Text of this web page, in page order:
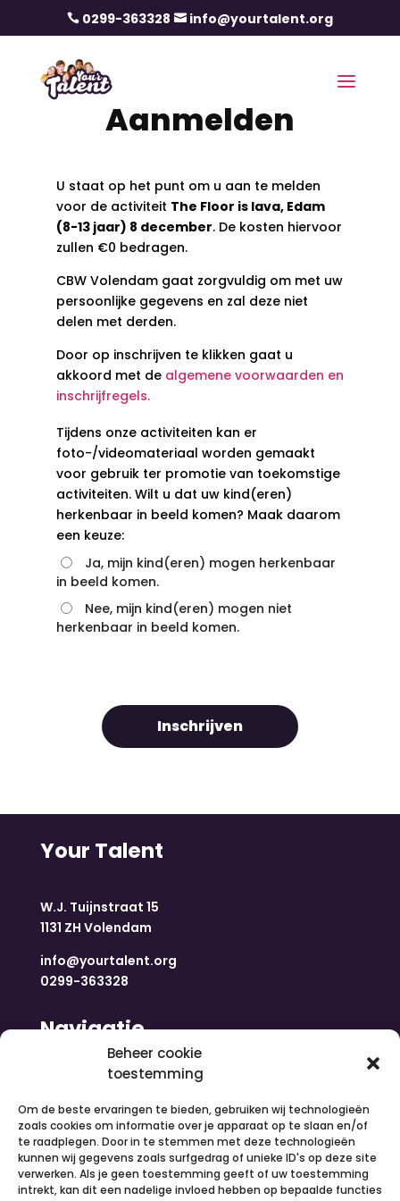
Beheer cookie
toestemming
Om de beste ervaringen te bieden, gebruiken wij technologieën
zoals cookies om informatie over je apparaat op te slaan en/of
te raadplegen. Door in te stemmen met deze technologieën
kunnen wij gegevens zoals surfgedrag of unieke ID's op deze site
verwerken. Als je geen toestemming geeft of uw toestemming
intrekt, kan dit een nadelige invloed hebben op bepaalde functies
 0299-363328  info@yourtalent.org
Aanmelden
U staat op het punt om u aan te melden
voor de activiteit The Floor is lava, Edam
(8-13 jaar) 8 december. De kosten hiervoor
zullen €0 bedragen.
CBW Volendam gaat zorgvuldig om met uw
persoonlijke gegevens en zal deze niet
delen met derden.
Door op inschrijven te klikken gaat u
akkoord met de algemene voorwaarden en
inschrijfregels.
Tijdens onze activiteiten kan er
foto-/videomateriaal worden gemaakt
voor gebruik ter promotie van toekomstige
activiteiten. Wilt u dat uw kind(eren)
herkenbaar in beeld komen? Maak daarom
een keuze:
Ja, mijn kind(eren) mogen herkenbaar
in beeld komen.
Nee, mijn kind(eren) mogen niet
herkenbaar in beeld komen.
Inschrijven
Your Talent
W.J. Tuijnstraat 15
1131 ZH Volendam
info@yourtalent.org
0299-363328
Navigatie
Nieuws
Over ons
Contact
Inloggen
Vacatures